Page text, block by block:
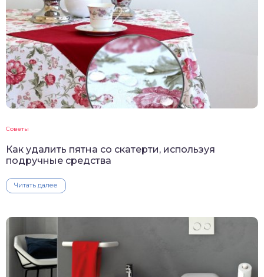
Советы
Как удалить пятна со скатерти, используя
подручные средства
Читать далее